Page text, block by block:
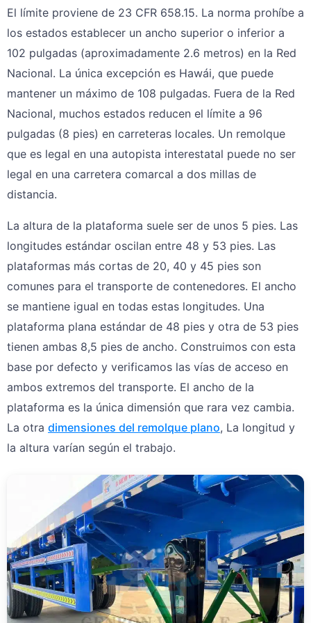
El límite proviene de 23 CFR 658.15. La norma prohíbe a
los estados establecer un ancho superior o inferior a
102 pulgadas (aproximadamente 2.6 metros) en la Red
Nacional. La única excepción es Hawái, que puede
mantener un máximo de 108 pulgadas. Fuera de la Red
Nacional, muchos estados reducen el límite a 96
pulgadas (8 pies) en carreteras locales. Un remolque
que es legal en una autopista interestatal puede no ser
legal en una carretera comarcal a dos millas de
distancia.
La altura de la plataforma suele ser de unos 5 pies. Las
longitudes estándar oscilan entre 48 y 53 pies. Las
plataformas más cortas de 20, 40 y 45 pies son
comunes para el transporte de contenedores. El ancho
se mantiene igual en todas estas longitudes. Una
plataforma plana estándar de 48 pies y otra de 53 pies
tienen ambas 8,5 pies de ancho. Construimos con esta
base por defecto y verificamos las vías de acceso en
ambos extremos del transporte. El ancho de la
plataforma es la única dimensión que rara vez cambia.
La otra dimensiones del remolque plano, La longitud y
la altura varían según el trabajo.